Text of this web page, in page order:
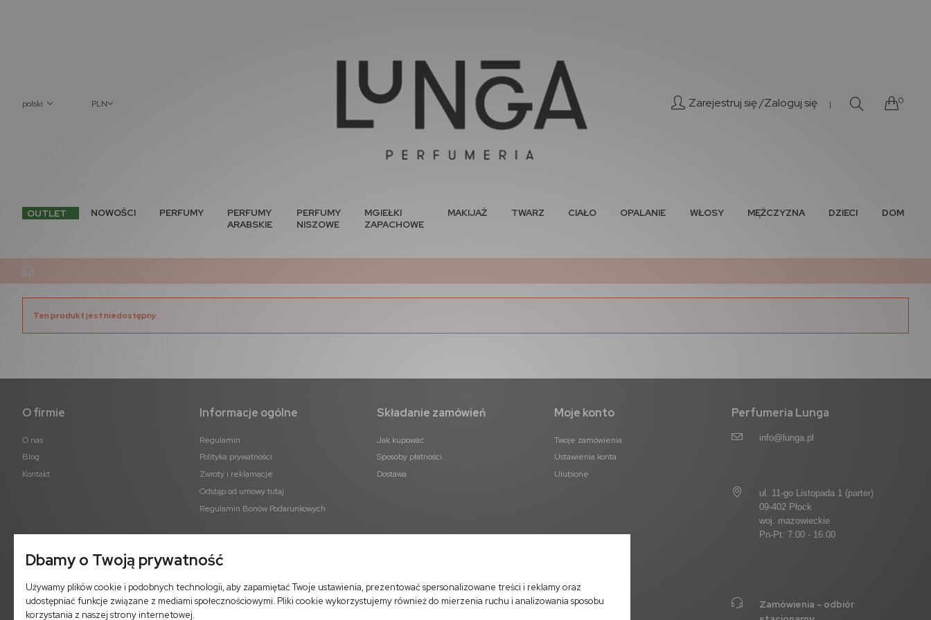
polski PLN Zarejestruj się /Zaloguj się | 0
OUTLET NOWOŚCI PERFUMY
PERFUMY
ARABSKIE
PERFUMY
NISZOWE
MGIEŁKI
ZAPACHOWE
MAKIJAŻ TWARZ CIAŁO OPALANIE WŁOSY MĘŻCZYZNA DZIECI DOM
Ten produkt jest niedostępny.
O firmie
O nas
Blog
Kontakt
Informacje ogólne
Regulamin
Polityka prywatności
Zwroty i reklamacje
Odstąp od umowy tutaj
Regulamin Bonów Podarunkowych
Składanie zamówień
Jak kupować
Sposoby płatności
Dostawa
Moje konto
Twoje zamówienia
Ustawienia konta
Ulubione
Perfumeria Lunga
info@lunga.pl
ul. 11-go Listopada 1 (parter)
09-402 Płock
woj. mazowieckie
Pn-Pt: 7:00 - 16:00
Zamówienia - odbiór
Dbamy o Twoją prywatność
Używamy plików cookie i podobnych technologii, aby zapamiętać Twoje ustawienia, prezentować spersonalizowane treści i reklamy oraz
udostępniać funkcje związane z mediami społecznościowymi. Pliki cookie wykorzystujemy również do mierzenia ruchu i analizowania sposobu
korzystania z naszej strony internetowej.